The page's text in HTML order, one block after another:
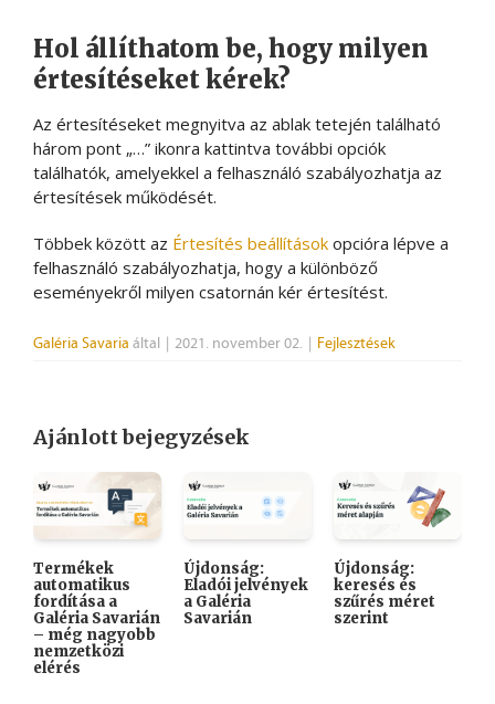
Hol állíthatom be, hogy milyen
értesítéseket kérek?
Az értesítéseket megnyitva az ablak tetején található
három pont „…” ikonra kattintva további opciók
találhatók, amelyekkel a felhasználó szabályozhatja az
értesítések működését.
Többek között az Értesítés beállítások opcióra lépve a
felhasználó szabályozhatja, hogy a különböző
eseményekről milyen csatornán kér értesítést.
Galéria Savaria által | 2021. november 02. | Fejlesztések
Ajánlott bejegyzések
Termékek
automatikus
fordítása a
Galéria Savarián
– még nagyobb
nemzetközi
elérés
Újdonság:
Eladói jelvények
a Galéria
Savarián
Újdonság:
keresés és
szűrés méret
szerint